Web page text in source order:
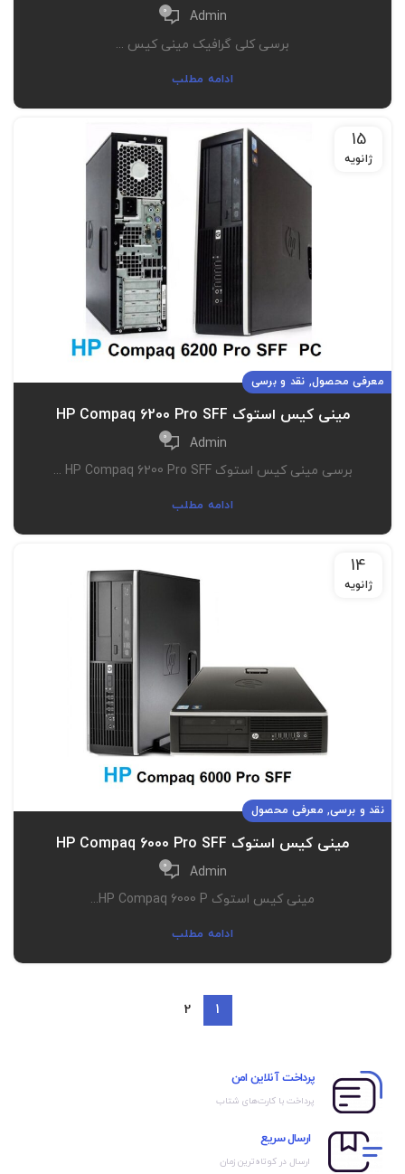
Admin
0
برسی کلی گرافیک مینی کیس ...
ادامه مطلب
15
ژانویه
معرفی محصول, نقد و برسی
مینی کیس استوک HP Compaq 6200 Pro SFF
Admin
0
برسی مینی کیس استوک HP Compaq 6200 Pro SFF ...
ادامه مطلب
14
ژانویه
نقد و برسی, معرفی محصول
مینی کیس استوک HP Compaq 6000 Pro SFF
Admin
0
مینی کیس استوک HP Compaq 6000 P...
ادامه مطلب
1
2
پرداخت آنلاین امن
پرداخت با کارت‌های شتاب
ارسال سریع
ارسال در کوتاه‌ترین زمان